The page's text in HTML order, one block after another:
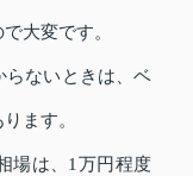
大変です。
らないときは、ベ
ます。
場は、1万円程度